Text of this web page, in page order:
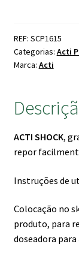
REF: SCP1615
Categorias: Acti
Marca: Acti
ACTI SHOCK,
repor
Instruções de
Colocação no
produto, para
doseadora